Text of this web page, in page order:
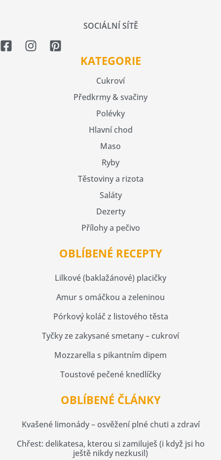
SOCIÁLNÍ SÍTĚ
KATEGORIE
Cukroví
Předkrmy & svačiny
Polévky
Hlavní chod
Maso
Ryby
Těstoviny a rizota
Saláty
Dezerty
Přílohy a pečivo
OBLÍBENÉ RECEPTY
Lilkové (baklažánové) placičky
Amur s omáčkou a zeleninou
Pórkový koláč z listového těsta
Tyčky ze zakysané smetany – cukroví
Mozzarella s pikantním dipem
Toustové pečené knedlíčky
OBLÍBENÉ ČLÁNKY
Kvašené limonády – osvěžení plné chuti a zdraví
Chřest: delikatesa, kterou si zamiluješ (i když jsi ho
ještě nikdy nezkusil)